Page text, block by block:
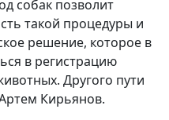
собак позволит
такой процедуры и
решение, которое в
в регистрацию
Другого пути
Кирьянов.